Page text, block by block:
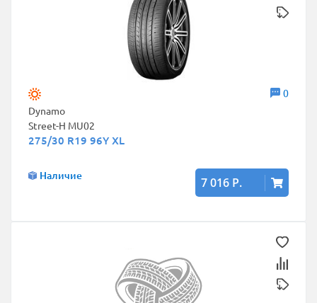
0
Dynamo
Street-H MU02
275/30 R19 96Y XL
Наличие 7 016 Р.